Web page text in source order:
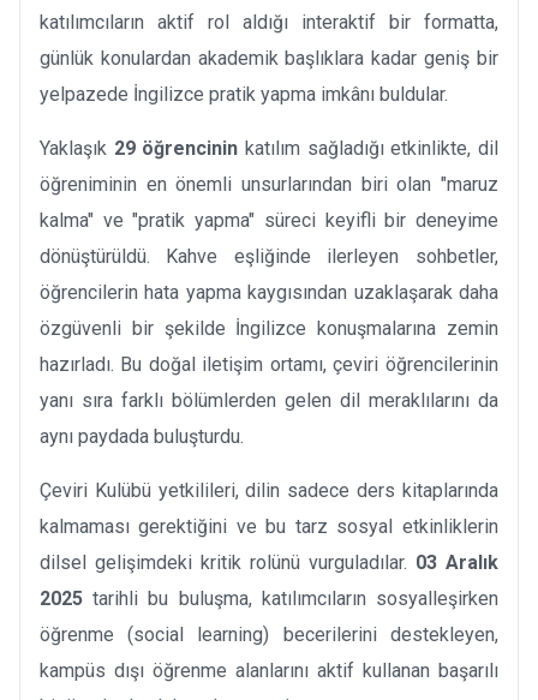
katılımcıların aktif rol aldığı interaktif bir formatta,
günlük konulardan akademik başlıklara kadar geniş bir
yelpazede İngilizce pratik yapma imkânı buldular.
Yaklaşık 29 öğrencinin katılım sağladığı etkinlikte, dil
öğreniminin en önemli unsurlarından biri olan "maruz
kalma" ve "pratik yapma" süreci keyifli bir deneyime
dönüştürüldü. Kahve eşliğinde ilerleyen sohbetler,
öğrencilerin hata yapma kaygısından uzaklaşarak daha
özgüvenli bir şekilde İngilizce konuşmalarına zemin
hazırladı. Bu doğal iletişim ortamı, çeviri öğrencilerinin
yanı sıra farklı bölümlerden gelen dil meraklılarını da
aynı paydada buluşturdu.
Çeviri Kulübü yetkilileri, dilin sadece ders kitaplarında
kalmaması gerektiğini ve bu tarz sosyal etkinliklerin
dilsel gelişimdeki kritik rolünü vurguladılar. 03 Aralık
2025 tarihli bu buluşma, katılımcıların sosyalleşirken
öğrenme (social learning) becerilerini destekleyen,
kampüs dışı öğrenme alanlarını aktif kullanan başarılı